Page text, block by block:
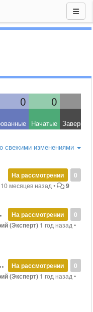
0 0
Начатые
свежими изменениями
0
На рассмотрении
10 месяцев назад• 9
0
На рассмотрении
(Эксперт) 1 год назад•
0
На рассмотрении
(Эксперт) 1 год назад•